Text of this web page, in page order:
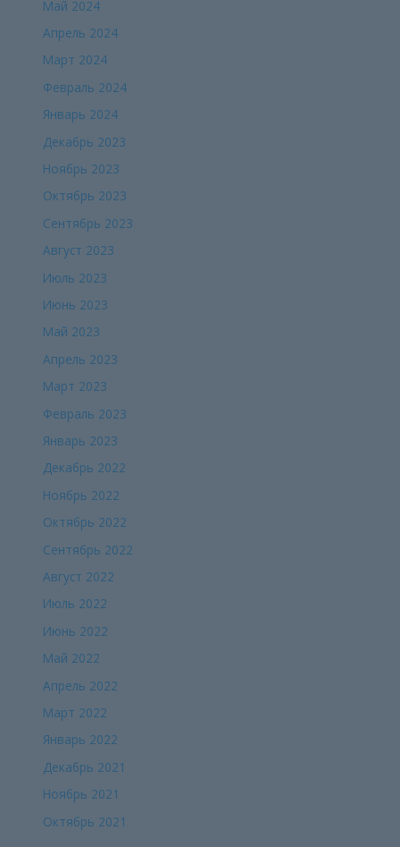
Май 2024
Апрель 2024
Март 2024
Февраль 2024
Январь 2024
Декабрь 2023
Ноябрь 2023
Октябрь 2023
Сентябрь 2023
Август 2023
Июль 2023
Июнь 2023
Май 2023
Апрель 2023
Март 2023
Февраль 2023
Январь 2023
Декабрь 2022
Ноябрь 2022
Октябрь 2022
Сентябрь 2022
Август 2022
Июль 2022
Июнь 2022
Май 2022
Апрель 2022
Март 2022
Январь 2022
Декабрь 2021
Ноябрь 2021
Октябрь 2021